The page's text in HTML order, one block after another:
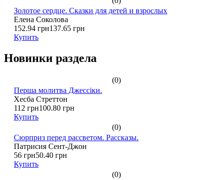
Золотое сердце. Сказки для детей и взрослых
Елена Соколова
152.94 грн137.65 грн
Купить
Новинки раздела
(0)
Перша молитва Джессіки.
Хесба Стреттон
112 грн100.80 грн
Купить
(0)
Сюрприз перед рассветом. Рассказы.
Патрисия Сент-Джон
56 грн50.40 грн
Купить
(0)